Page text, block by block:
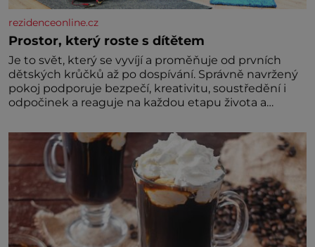
rezidenceonline.cz
Prostor, který roste s dítětem
Je to svět, který se vyvíjí a proměňuje od prvních
dětských krůčků až po dospívání. Správně navržený
pokoj podporuje bezpečí, kreativitu, soustředění i
odpočinek a reaguje na každou etapu života a
jednoduchost, měkkost a bezpečí, proto by pokoj
miminka měl působit především klidně a útulně.
Předškolní věk je